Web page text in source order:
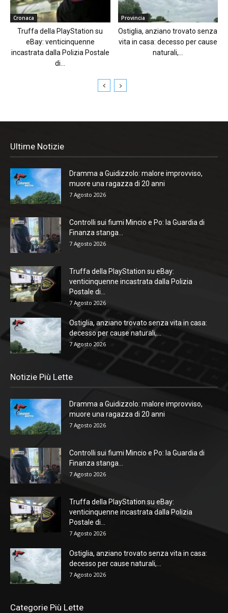
Cronaca
Truffa della PlayStation su
eBay: venticinquenne
incastrata dalla Polizia Postale
di...
Provincia
Ostiglia, anziano trovato senza
vita in casa: decesso per cause
naturali,...
Ultime Notizie
Dramma a Guidizzolo: malore improvviso,
muore una ragazza di 20 anni
7 Agosto 2026
Controlli sui fiumi Mincio e Po: la Guardia di
Finanza stanga...
7 Agosto 2026
Truffa della PlayStation su eBay:
venticinquenne incastrata dalla Polizia
Postale di...
7 Agosto 2026
Ostiglia, anziano trovato senza vita in casa:
decesso per cause naturali,...
7 Agosto 2026
Notizie Più Lette
Dramma a Guidizzolo: malore improvviso,
muore una ragazza di 20 anni
7 Agosto 2026
Controlli sui fiumi Mincio e Po: la Guardia di
Finanza stanga...
7 Agosto 2026
Truffa della PlayStation su eBay:
venticinquenne incastrata dalla Polizia
Postale di...
7 Agosto 2026
Ostiglia, anziano trovato senza vita in casa:
decesso per cause naturali,...
7 Agosto 2026
Categorie Più Lette